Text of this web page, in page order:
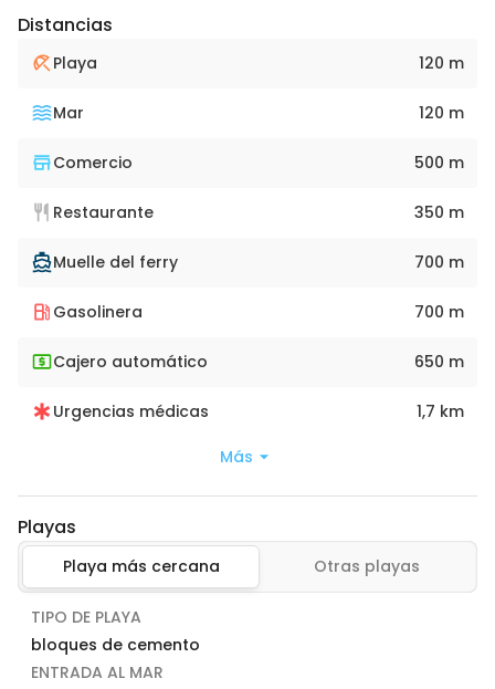
Distancias
Playa 120 m
Mar 120 m
Comercio 500 m
Restaurante 350 m
Muelle del ferry 700 m
Gasolinera 700 m
Cajero automático 650 m
Urgencias médicas 1,7 km
Más
Playas
Playa más cercana Otras playas
TIPO DE PLAYA
bloques de cemento
ENTRADA AL MAR